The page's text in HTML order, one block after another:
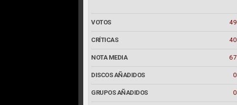
VOTOS 49
CRÍTICAS 40
NOTA MEDIA 67
DISCOS AÑADIDOS 0
GRUPOS AÑADIDOS 0